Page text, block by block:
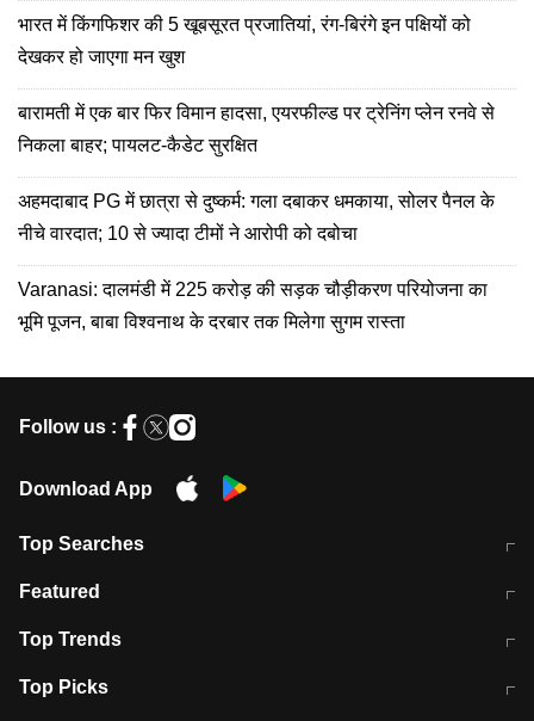
भारत में किंगफिशर की 5 खूबसूरत प्रजातियां, रंग-बिरंगे इन पक्षियों को
देखकर हो जाएगा मन खुश
बारामती में एक बार फिर विमान हादसा, एयरफील्ड पर ट्रेनिंग प्लेन रनवे से
निकला बाहर; पायलट-कैडेट सुरक्षित
अहमदाबाद PG में छात्रा से दुष्कर्म: गला दबाकर धमकाया, सोलर पैनल के
नीचे वारदात; 10 से ज्यादा टीमों ने आरोपी को दबोचा
Varanasi: दालमंडी में 225 करोड़ की सड़क चौड़ीकरण परियोजना का
भूमि पूजन, बाबा विश्वनाथ के दरबार तक मिलेगा सुगम रास्ता
Follow us :
Download App
Top Searches
मुंबई में लगे 'जेन जी' के पोस्टर, लिखा- 'मैं
Featured
10 अगस्त को विधानसभा का घेराव करेंगे
Top Trends
RBI का नया नियम: अब बैंकों को अपनी सभी
Top Picks